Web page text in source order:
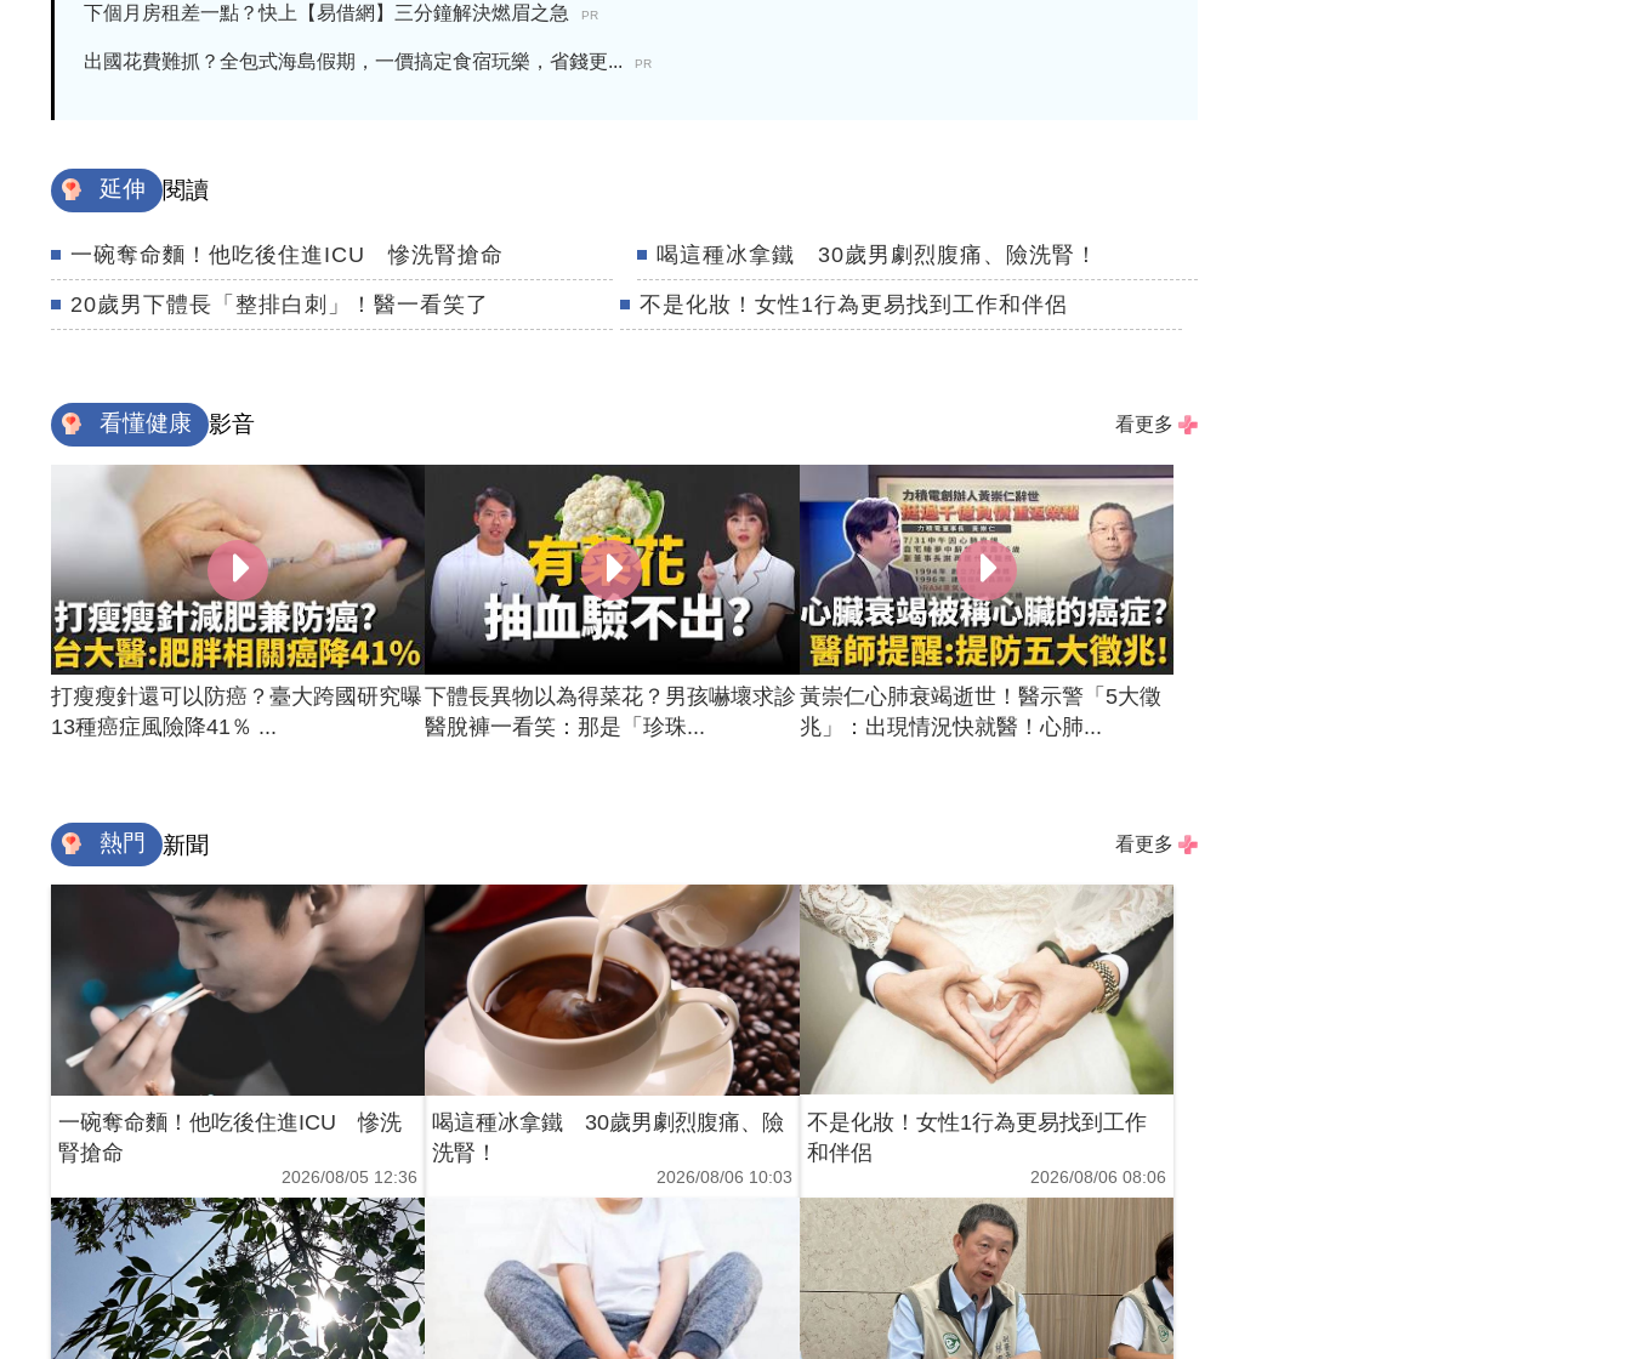
下個月房租差一點？快上【易借網】三分鐘解決燃眉之急 PR
出國花費難抓？全包式海島假期，一價搞定食宿玩樂，省錢更... PR
延伸 閱讀
一碗奪命麵！他吃後住進ICU 慘洗腎搶命 喝這種冰拿鐵 30歲男劇烈腹痛、險洗腎！
20歲男下體長「整排白刺」！醫一看笑了 不是化妝！女性1行為更易找到工作和伴侶
看懂健康 影音 看更多
打瘦瘦針還可以防癌？臺大跨國研究曝
13種癌症風險降41％ ...
下體長異物以為得菜花？男孩嚇壞求診
醫脫褲一看笑：那是「珍珠...
黃崇仁心肺衰竭逝世！醫示警「5大徵
兆」：出現情況快就醫！心肺...
熱門 新聞 看更多
一碗奪命麵！他吃後住進ICU 慘洗
腎搶命
2026/08/05 12:36
喝這種冰拿鐵 30歲男劇烈腹痛、險
洗腎！
2026/08/06 10:03
不是化妝！女性1行為更易找到工作
和伴侶
2026/08/06 08:06